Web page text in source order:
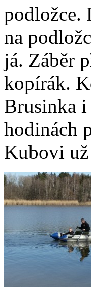
podložce.
na
já. Záběr
kopírák.
Brusinka i
hodinách
Kubovi